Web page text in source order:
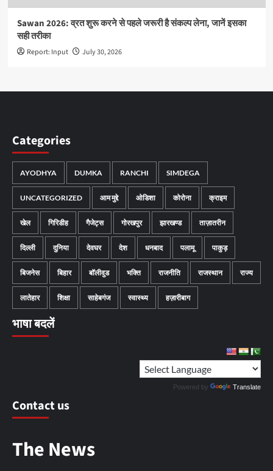
Sawan 2026: व्रत शुरू करने से पहले जरूरी है संकल्प लेना, जानें इसका
सही तरीका
Report: Input July 30, 2026
Categories
AYODHYA DUMKA RANCHI SIMDEGA
UNCATEGORIZED आम मुद्दे ओडिशा कोरोना क्राइम
खेल गिरिडीह गैजेट्स गोरखपुर झारखण्ड ताज़ातरीन
दिल्ली दुनिया देवघर देश धनबाद पलामू पाकुड़
बिजनेस बिहार बॉलीवुड भक्ति राजनीति राजस्थान राज्य
लातेहार शिक्षा साहेबगंज स्वास्थ्य हज़ारीबाग
भाषा बदलें
Powered by Translate
Contact us
The News